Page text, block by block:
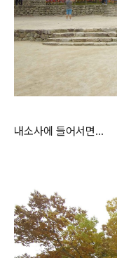
내소사에 들어서면...